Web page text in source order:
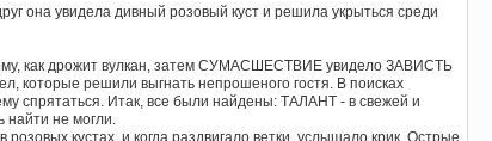
она увидела дивный розовый куст и решила укрыться среди
как дрожит вулкан, затем СУМАСШЕСТВИЕ увидело ЗАВИСТЬ
которые решили выгнать непрошеного гостя. В поисках
Итак, все были найдены: ТАЛАНТ - в свежей и
найти не могли.
кустах, и когда раздвигало ветки, услышало крик. Острые